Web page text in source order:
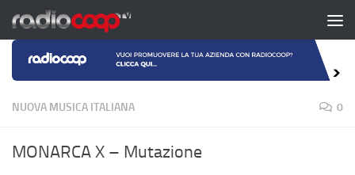
Salta al contenuto
NUOVA MUSICA ITALIANA 0
MONARCA X – Mutazione